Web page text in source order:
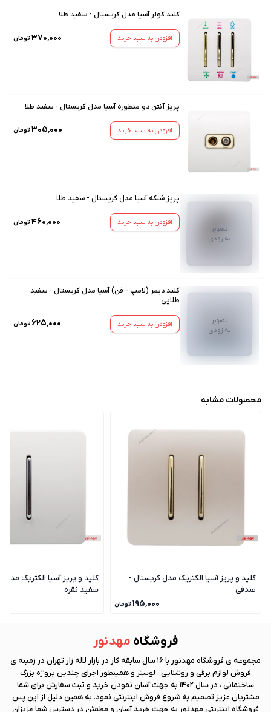
کلید کولر آسیا مدل کریستال - سفید طلا
افزودن به سبد خرید ۳۷۰٬۰۰۰ تومان
پریز آنتن دو منظوره آسیا مدل کریستال - سفید طلا
افزودن به سبد خرید ۳۰۵٬۰۰۰ تومان
تصویر
به زودی
پریز شبکه آسیا مدل کریستال - سفید طلا
افزودن به سبد خرید ۴۶۰٬۰۰۰ تومان
تصویر
به زودی
کلید دیمر (لامپ - فن) آسیا مدل کریستال - سفید
طلایی
افزودن به سبد خرید ۶۲۵٬۰۰۰ تومان
محصولات مشابه
کلید و پریز آسیا الکتریک مدل کریستال -
صدفی
۱۹۵٬۰۰۰ تومان
کلید و پریز آسیا الکتریک مدل
سفید نقره
فروشگاه مهد نور
مجموعه ی فروشگاه مهد نور
با 16 سال سابقه کار در بازار لاله زار تهران در زمینه ی
فروش لوازم برقی و روشنایی ، لوستر و همینطور اجرای چندین پروژه بزرگ
ساختمانی ، در سال 1402 به جهت آسان نمودن خرید و ثبت سفارش برای شما
مشتریان عزیز تصمیم به شروع فروش اینترنتی نمود. به همین دلیل از این پس
فروشگاه اینترنتی مهد نور به جهت خرید آسان و مطمئن در دسترس شما عزیزان